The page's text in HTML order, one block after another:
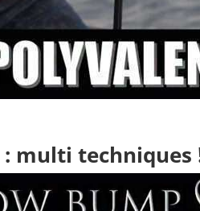
: multi techniques